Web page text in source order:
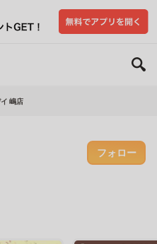
嶋店
フォロー